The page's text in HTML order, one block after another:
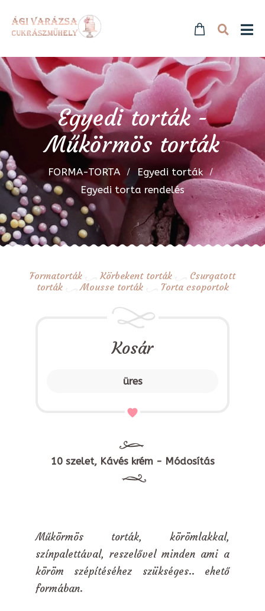
Egyedi torták -
Műkörmös torták
FORMA-TORTA
Egyedi torták
Egyedi torta rendelés
Formatorták Körbekent torták
Csurgatott
torták
Mousse torták Torta csoportok
Kosár
üres
10 szelet, Kávés krém - Módosítás
Műkörmös torták, körömlakkal,
színpalettával, reszelővel minden ami a
köröm szépítéséhez szükséges.. ehető
formában.